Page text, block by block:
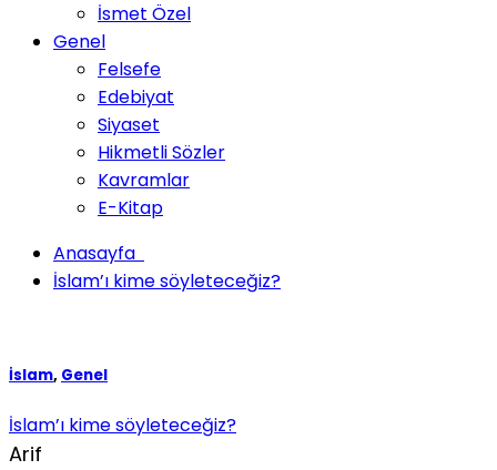
İsmet Özel
Genel
Felsefe
Edebiyat
Siyaset
Hikmetli Sözler
Kavramlar
E-Kitap
Anasayfa
İslam’ı kime söyleteceğiz?
İslam, Genel
İslam’ı kime söyleteceğiz?
Arif